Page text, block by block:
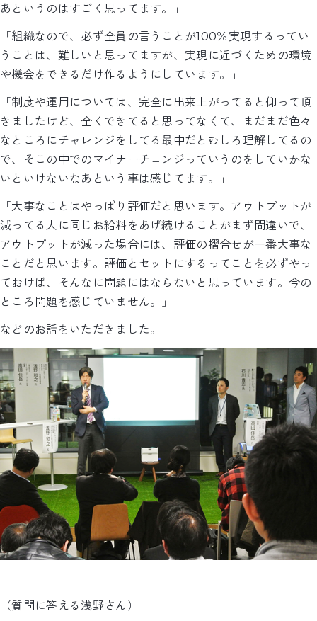
あというのはすごく思ってます。」
「組織なので、必ず全員の言うことが100％実現するってい
うことは、難しいと思ってますが、実現に近づくための環境
や機会をできるだけ作るようにしています。」
「制度や運用については、完全に出来上がってると仰って頂
きましたけど、全くできてると思ってなくて、まだまだ色々
なところにチャレンジをしてる最中だとむしろ理解してるの
で、そこの中でのマイナーチェンジっていうのをしていかな
いといけないなあという事は感じてます。」
「大事なことはやっぱり評価だと思います。アウトプットが
減ってる人に同じお給料をあげ続けることがまず間違いで、
アウトプットが減った場合には、評価の摺合せが一番大事な
ことだと思います。評価とセットにするってことを必ずやっ
ておけば、そんなに問題にはならないと思っています。今の
ところ問題を感じていません。」
などのお話をいただきました。
（質問に答える浅野さん）